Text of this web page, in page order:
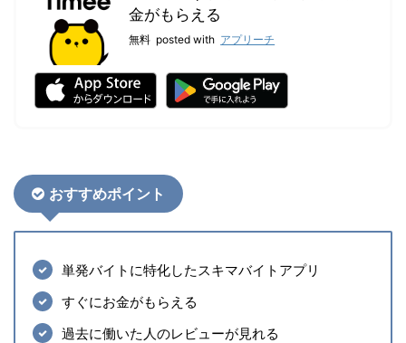
金がもらえる
無料 posted with アプリーチ
おすすめポイント
単発バイトに特化したスキマバイトアプリ
すぐにお金がもらえる
過去に働いた人のレビューが見れる